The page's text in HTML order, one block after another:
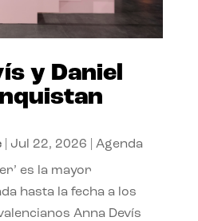
y Daniel
| Jul 22, 2026 Agenda
es la mayor
hasta la fecha a los
Anna Devís